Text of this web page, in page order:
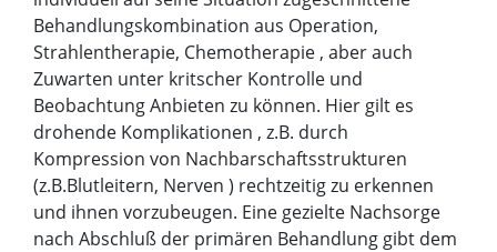
Behandlungskombination aus Operation,
Strahlentherapie, Chemotherapie , aber auch
Zuwarten unter kritscher Kontrolle und
Beobachtung Anbieten zu können. Hier gilt es
drohende Komplikationen , z.B. durch
Kompression von Nachbarschaftsstrukturen
(z.B.Blutleitern, Nerven ) rechtzeitig zu erkennen
und ihnen vorzubeugen. Eine gezielte Nachsorge
nach Abschluß der primären Behandlung gibt dem